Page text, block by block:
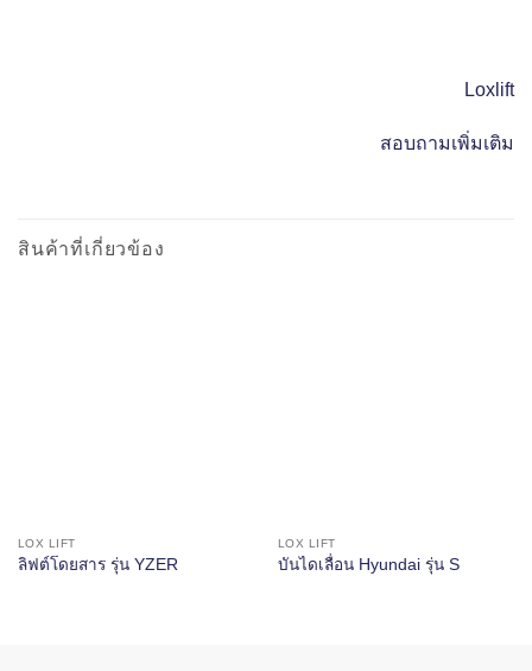
Loxlift
สอบถามเพิ่มเติม
สินค้าที่เกี่ยวข้อง
LOX LIFT
ลิฟต์โดยสาร รุ่น YZER
LOX LIFT
บันไดเลื่อน Hyundai รุ่น S